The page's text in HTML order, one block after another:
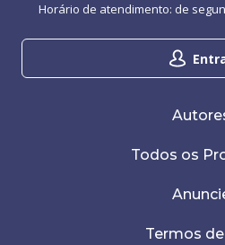
Horário de atendimento: de
Todos os
Termos